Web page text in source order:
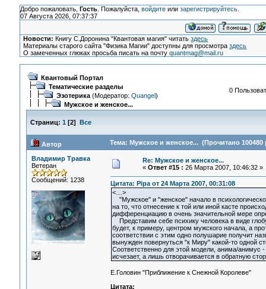
Добро пожаловать, Гость. Пожалуйста, войдитеили зарегистрируйтесь.
07 Августа 2026, 07:37:37
Новости: Книгу С.Доронина "Квантовая магия" читатьздесь
Материалы старого сайта "Физика Магии" доступны для просмотраздесь
О замеченных глюках просьба писать на почтуquantmag@mail.ru
Квантовый Портал
Тематические разделы
Эзотерика(Модератор: Quangel)
Мужское и женское...
0
Страниц: 1 [2] Все
Автор Тема: Мужское и женское... (Прочитано 100480
Владимир Травка
Ветеран
Сообщений: 1238
Re: Мужское и женское...
« Ответ #15 : 26 Марта 2007, 10:46:32 »
Цитата: Pipa от 24 Марта 2007, 00:31:08
<…>
"Мужское" и "женское" начало в
на то, что отнесение к той или иной касте
дифференциацию в очень значительной мере
Представим себе психику человека в виде
будет, к примеру, центром мужского начала, а
соответствии с этим одно полушарие получит
вынужден повернуться "к Миру" какой-то одной
Соответственно для этой модели, анима/анимус
исчезает, а лишь отворачивается в обратную
Е.Головин "Приближение к Снежной Королеве"
Цитата: